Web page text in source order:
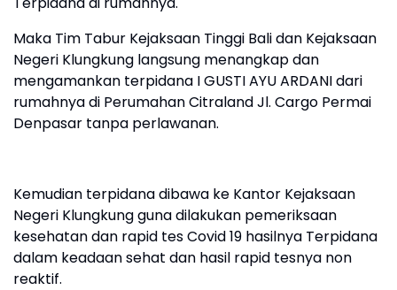
Maka Tim Tabur Kejaksaan Tinggi Bali dan Kejaksaan
Negeri Klungkung langsung menangkap dan
mengamankan terpidana I GUSTI AYU ARDANI dari
rumahnya di Perumahan Citraland Jl. Cargo Permai
Denpasar tanpa perlawanan.
Kemudian terpidana dibawa ke Kantor Kejaksaan
Negeri Klungkung guna dilakukan pemeriksaan
kesehatan dan rapid tes Covid 19 hasilnya Terpidana
dalam keadaan sehat dan hasil rapid tesnya non
reaktif.